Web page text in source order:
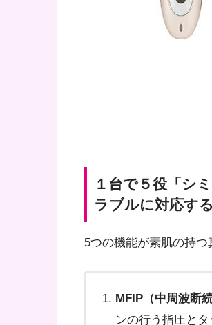
１台で５役「シ
ラブルに対応す
5つの機能が素肌の持
MFIP（中周波断
ンの行う指圧と